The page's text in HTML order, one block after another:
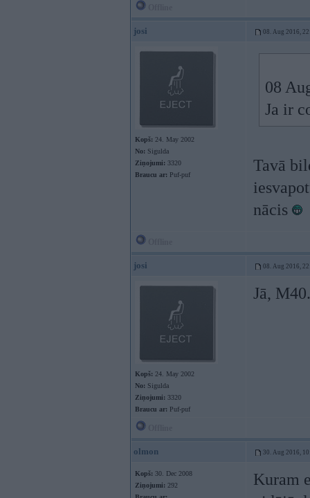
josi 08. Aug 2016,
Kopš: 24. May 2002
No: Sigulda
Ziņojumi: 3320
Braucu ar: Puf-puf
08
Ja ir
Tavā
nācis
josi 08. Aug 2016,
Kopš: 24. May 2002
No: Sigulda
Ziņojumi: 3320
Braucu ar: Puf-puf
Jā,
olmon 30. Aug 2016,
Kopš: 30. Dec 2008
Ziņojumi: 292
Kuram